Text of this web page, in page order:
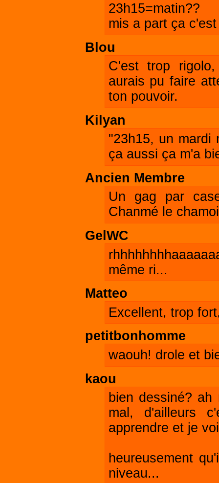
23h15=matin??
mis a part ça
Blou
C'est trop
aurais pu faire
ton pouvoir.
Kilyan
"23h15, un mardi
ça aussi ça m'a
Ancien Membre
Un gag par
Chanmé le
GelWC
même ri...
Matteo
Excellent, trop
petitbonhomme
waouh! drole et
kaou
bien dessiné?
mal, d'ailleurs
apprendre et je
heureusement
niveau...